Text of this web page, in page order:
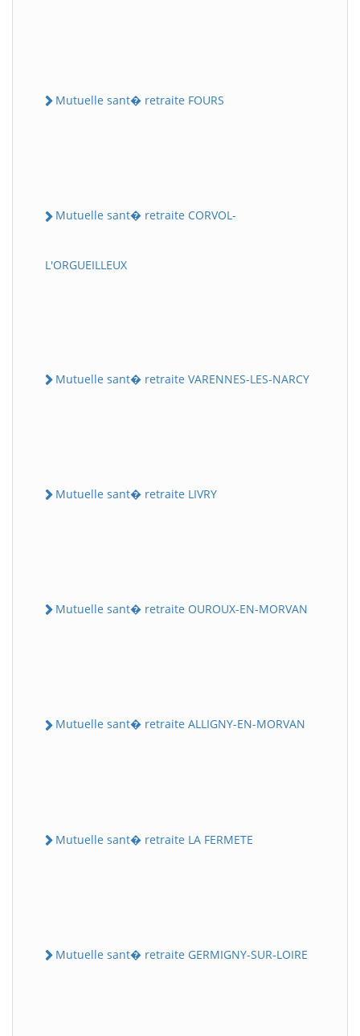
Mutuelle sant� retraite FOURS
Mutuelle sant� retraite CORVOL-
L'ORGUEILLEUX
Mutuelle sant� retraite VARENNES-LES-NARCY
Mutuelle sant� retraite LIVRY
Mutuelle sant� retraite OUROUX-EN-MORVAN
Mutuelle sant� retraite ALLIGNY-EN-MORVAN
Mutuelle sant� retraite LA FERMETE
Mutuelle sant� retraite GERMIGNY-SUR-LOIRE